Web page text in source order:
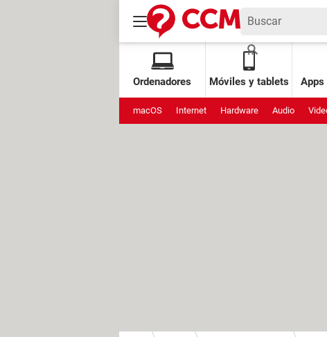
Ordenadores Móviles y tablets Apps
macOS Internet Hardware Audio